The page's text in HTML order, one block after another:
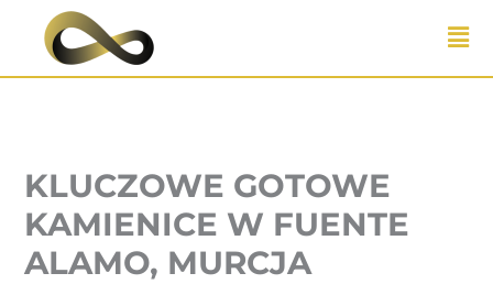
Przejdź
KLUCZOWE GOTOWE
KAMIENICE W FUENTE
ALAMO, MURCJA